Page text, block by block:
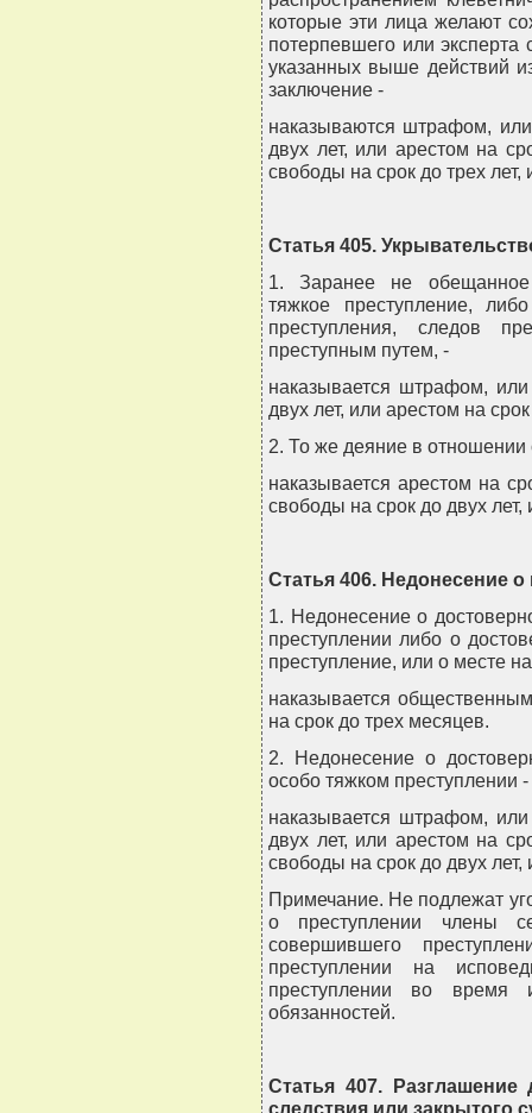
которые эти лица желают
потерпевшего или
указанных выше действий
заключение -
наказываются штрафом,
двух лет, или арестом на
свободы на срок до трех
Статья 405.
1. Заранее не обещанное
тяжкое преступление,
преступления, следов
преступным путем, -
наказывается штрафом,
двух лет, или арестом на
2. То же деяние в отношении
наказывается арестом на
свободы на срок до двух
Статья 406. Недонесение о
1. Недонесение о
преступлении либо о
преступление, или о месте
наказывается
на срок до трех месяцев.
2. Недонесение о
особо тяжком преступлении -
наказывается штрафом,
двух лет, или арестом на
свободы на срок до двух
Примечание. Не подлежат
о преступлении члены
совершившего
преступлении на
преступлении во время
обязанностей.
Статья 407. Разглашение
следствия или закрытого